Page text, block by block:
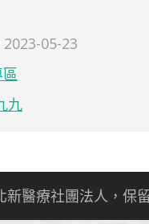
2023-05-23
九
醫療社團法人，保